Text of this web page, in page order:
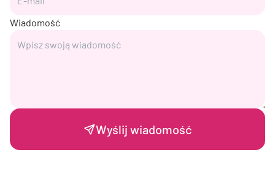
Wiadomość
Wyślij wiadomość